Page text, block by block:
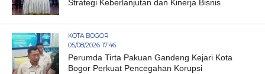
Strategi Keberlanjutan dan Kinerja Bisnis
KOTA BOGOR
05/08/2026 17:46
Perumda Tirta Pakuan Gandeng Kejari Kota
Bogor Perkuat Pencegahan Korupsi